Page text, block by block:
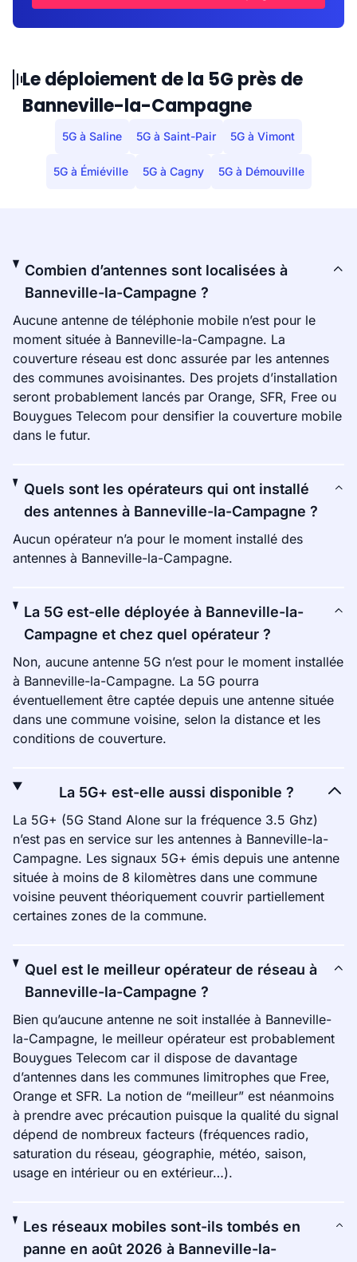
Le déploiement de la 5G près de
Banneville-la-Campagne
5G à Saline 5G à Saint-Pair 5G à Vimont
5G à Émiéville 5G à Cagny 5G à Démouville
Combien d’antennes sont localisées à
Banneville-la-Campagne ?
Aucune antenne de téléphonie mobile n’est pour le
moment située à Banneville-la-Campagne. La
couverture réseau est donc assurée par les antennes
des communes avoisinantes. Des projets d’installation
seront probablement lancés par Orange, SFR, Free ou
Bouygues Telecom pour densifier la couverture mobile
dans le futur.
Quels sont les opérateurs qui ont installé
des antennes à Banneville-la-Campagne ?
Aucun opérateur n’a pour le moment installé des
antennes à Banneville-la-Campagne.
La 5G est-elle déployée à Banneville-la-
Campagne et chez quel opérateur ?
Non, aucune antenne 5G n’est pour le moment installée
à Banneville-la-Campagne. La 5G pourra
éventuellement être captée depuis une antenne située
dans une commune voisine, selon la distance et les
conditions de couverture.
La 5G+ est-elle aussi disponible ?
La 5G+ (5G Stand Alone sur la fréquence 3.5 Ghz)
n’est pas en service sur les antennes à Banneville-la-
Campagne. Les signaux 5G+ émis depuis une antenne
située à moins de 8 kilomètres dans une commune
voisine peuvent théoriquement couvrir partiellement
certaines zones de la commune.
Quel est le meilleur opérateur de réseau à
Banneville-la-Campagne ?
Bien qu’aucune antenne ne soit installée à Banneville-
la-Campagne, le meilleur opérateur est probablement
Bouygues Telecom car il dispose de davantage
d’antennes dans les communes limitrophes que Free,
Orange et SFR. La notion de “meilleur” est néanmoins
à prendre avec précaution puisque la qualité du signal
dépend de nombreux facteurs (fréquences radio,
saturation du réseau, géographie, météo, saison,
usage en intérieur ou en extérieur…).
Les réseaux mobiles sont-ils tombés en
panne en août 2026 à Banneville-la-